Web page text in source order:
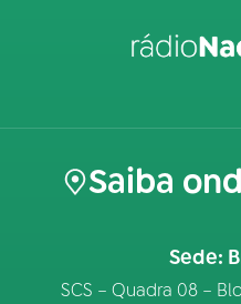
Saiba
Sede:
SCS – Quadra 08 –